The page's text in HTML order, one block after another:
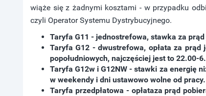
wiąże się z żadnymi kosztami - w przypadku
czyli Operator Systemu Dystrybucyjnego.
Taryfa G11 - jednostrefowa, stawka za
Taryfa G12 - dwustrefowa, opłata za
popołudniowych, najczęściej jest to 22.00-
Taryfa G12w i G12NW - stawki za energię
w weekendy i dni ustawowo wolne od pracy.
Taryfa przedpłatowa - opłataza prąd